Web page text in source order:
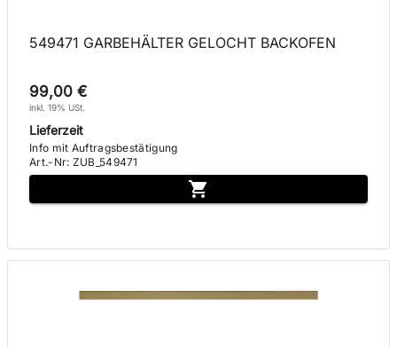
549471 GARBEHÄLTER GELOCHT BACKOFEN
99,00 €
inkl. 19% USt.
Lieferzeit
Info mit Auftragsbestätigung
Art.-Nr: ZUB_549471